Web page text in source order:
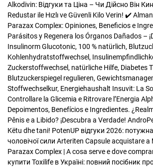
Alkodivin: Відгуки та Ціна – Чи Дійсно Він
Redustar ile Hızlı ve Güvenli Kilo Verin! ✔️
Parazax Complex: Opiniones, Beneficios e
Parásitos y Regenera los Órganos Dañados –
Insulinorm Glucotonic, 100 % natürlich,
Kohlenhydratstoffwechsel,
Zuckerstoffwechsel, natürliche Hilfe, Diabetes
Blutzuckerspiegel regulieren,
Stoffwechselkur, Energiehaushalt Insuvit: La
Controllare la Glicemia e Ritrovare l’Energia
Depoimentos, Benefícios e Ingredientes.
Pênis e a Libido? ¡Descubra a Verdade!
Këtu dhe tani! PotenUP відгуки 2026:
чоловічої сили Arteriten Capsule acquistare a
Parazax Complex | A cosa serve e dove
купити Toxilife в Україні: повний посібник